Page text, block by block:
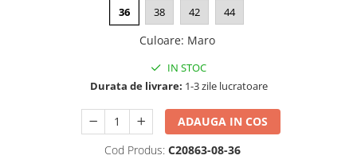
36 38 42 44
Culoare: Maro
IN STOC
Durata de livrare: 1-3 zile lucratoare
ADAUGA IN COS
Cod Produs: C20863-08-36